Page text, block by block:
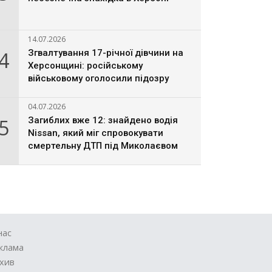
14.07.2026
Згвалтування 17-річної дівчини на
Херсонщині: російському
військовому оголосили підозру
5
04.07.2026
Загиблих вже 12: знайдено водія
Nissan, який міг спровокувати
смертельну ДТП під Миколаєвом